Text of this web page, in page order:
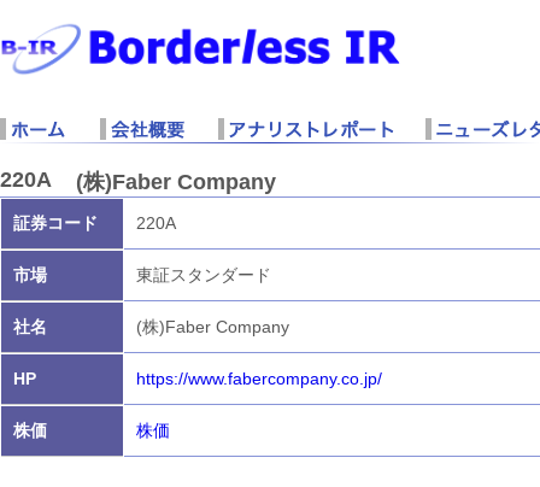
220A (株)Faber Company
証券コード 220A
市場 東証スタンダード
社名 (株)Faber Company
HP https://www.fabercompany.co.jp/
株価 株価